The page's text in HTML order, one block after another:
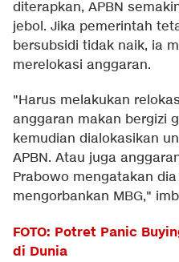
diterapkan, APBN
jebol. Jika pemerintah
bersubsidi tidak naik, ia
merelokasi anggaran.
"Harus melakukan
anggaran makan bergizi
kemudian dialokasikan
APBN. Atau juga
Prabowo mengatakan
mengorbankan MBG,"
FOTO: Potret Panic
di Dunia